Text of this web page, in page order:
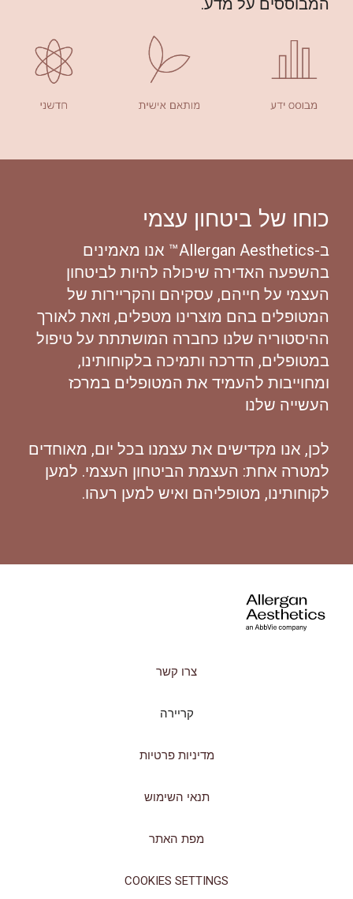
המבוססים על מדע.
כוחו של ביטחון עצמי
ב-Allergan Aesthetics™ אנו מאמינים
בהשפעה האדירה שיכולה להיות לביטחון
העצמי על חייהם, עסקיהם והקריירות של
המטופלים בהם מוצרינו מטפלים, וזאת לאורך
ההיסטוריה שלנו כחברה המושתתת על טיפול
במטופלים, הדרכה ותמיכה בלקוחותינו,
ומחוייבות להעמיד את המטופלים במרכז
העשייה שלנו
לכן, אנו מקדישים את עצמנו בכל יום, מאוחדים
למטרה אחת: העצמת הביטחון העצמי. למען
לקוחותינו, מטופליהם ואיש למען רעהו.
צרו קשר
קריירה
מדיניות פרטיות
תנאי השימוש
מפת האתר
COOKIES SETTINGS